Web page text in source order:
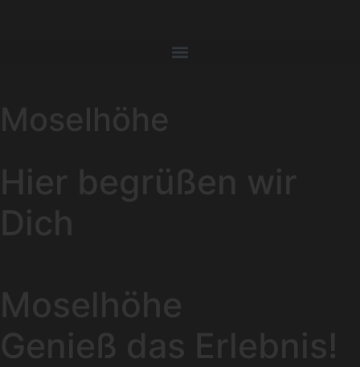
Moselhöhe
Hier begrüßen wir
Dich
Moselhöhe
Genieß das Erlebnis!